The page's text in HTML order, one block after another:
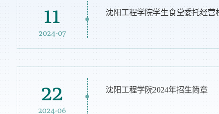
11
2024-07
沈阳工程学院学生食堂委托经营
22
2024-06
沈阳工程学院2024年招生简章